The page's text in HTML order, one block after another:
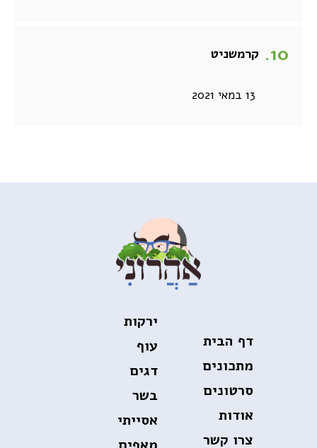
קרמשניט
13 במאי 2021
דף הבית
מתכונים
סרטונים
אודות
צרו קשר
ירקות
עוף
דגים
בשר
אסייתי